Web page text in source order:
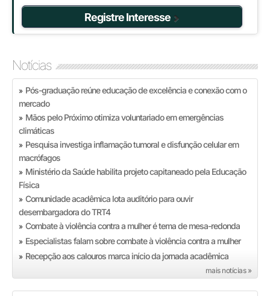
Registre Interesse
Notícias
» Pós-graduação reúne educação de excelência e conexão com o
mercado
» Mãos pelo Próximo otimiza voluntariado em emergências
climáticas
» Pesquisa investiga inflamação tumoral e disfunção celular em
macrófagos
» Ministério da Saúde habilita projeto capitaneado pela Educação
Física
» Comunidade acadêmica lota auditório para ouvir
desembargadora do TRT4
» Combate à violência contra a mulher é tema de mesa-redonda
» Especialistas falam sobre combate à violência contra a mulher
» Recepção aos calouros marca início da jornada acadêmica
mais notícias »